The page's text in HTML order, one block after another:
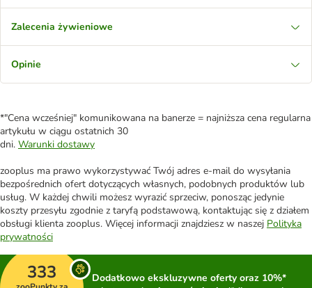
Zalecenia żywieniowe
Opinie
*"Cena wcześniej" komunikowana na banerze = najniższa cena regularna
artykułu w ciągu ostatnich 30
dni. Warunki dostawy
zooplus ma prawo wykorzystywać Twój adres e-mail do wysyłania
bezpośrednich ofert dotyczących własnych, podobnych produktów lub
usług. W każdej chwili możesz wyrazić sprzeciw, ponosząc jedynie
koszty przesyłu zgodnie z taryfą podstawową, kontaktując się z działem
obsługi klienta zooplus. Więcej informacji znajdziesz w naszej Polityka
prywatności
333
Dodatkowo ekskluzywne oferty oraz 10%*